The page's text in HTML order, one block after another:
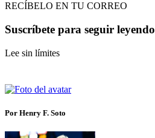
RECÍBELO EN TU CORREO
Suscríbete para seguir leyendo
Lee sin límites
Por Henry F. Soto